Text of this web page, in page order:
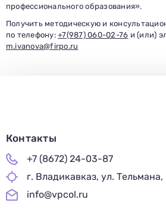
профессионального образования».
Получить методическую и
по телефону:+7(987) 060-02-76 и (или)
m.ivanova@firpo.ru
Контакты
+7 (8672) 24-03-87
г. Владикавказ, ул. Тельмана,
info@vpcol.ru